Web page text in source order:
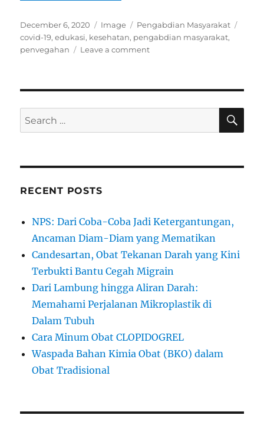
Posted
on
December 6, 2020 Format
Image Categories
Pengabdian Masyarakat
covid-19,edukasi, kesehatan, pengabdian masyarakat,
penvegahan
Leave a commenton
Pengabdian
USU
Search
for:
RECENT POSTS
NPS: Dari Coba-Coba Jadi Ketergantungan,
Ancaman Diam-Diam yang Mematikan
Candesartan, Obat Tekanan Darah yang Kini
Terbukti Bantu Cegah Migrain
Dari Lambung hingga Aliran Darah:
Memahami Perjalanan Mikroplastik di
Dalam Tubuh
Cara Minum Obat CLOPIDOGREL
Waspada Bahan Kimia Obat (BKO) dalam
Obat Tradisional